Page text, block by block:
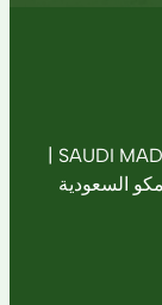
السعودية